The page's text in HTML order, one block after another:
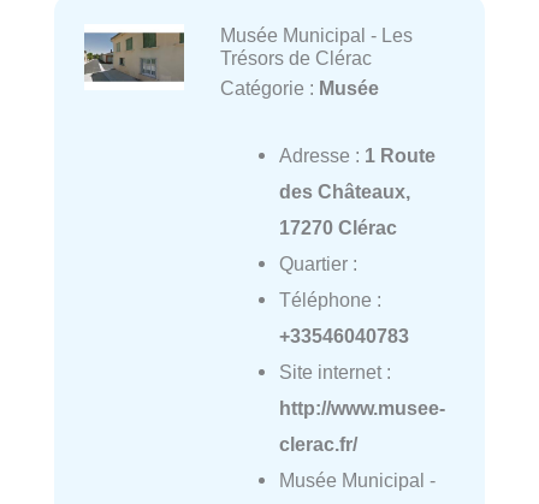
Musée Municipal - Les
Trésors de Clérac
Catégorie : Musée
Adresse : 1 Route
des Châteaux,
17270 Clérac
Quartier :
Téléphone :
+33546040783
Site internet :
http://www.musee-
clerac.fr/
Musée Municipal -